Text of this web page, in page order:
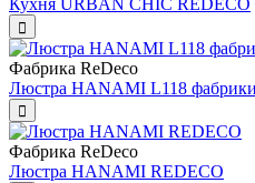
Фабрика ReDeco
Люстра HANAMI L118
Фабрика ReDeco
Люстра HANAMI REDECO